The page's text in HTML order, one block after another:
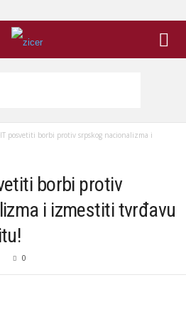
posvetiti borbi protiv srpskog nacionalizma i
borbi protiv
i izmestiti tvrđavu
0